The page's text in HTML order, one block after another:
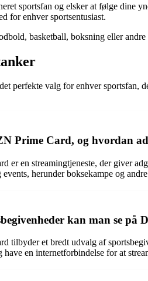
sportsfan og elsker at følge dine
for enhver sportsentusiast.
basketball, boksning eller
perfekte valg for enhver sportsfan,
Prime Card, og hvordan
er en streamingtjeneste, der giver
herunder boksekampe og
kan man se
tilbyder et bredt udvalg af
have en internetforbindelse for at